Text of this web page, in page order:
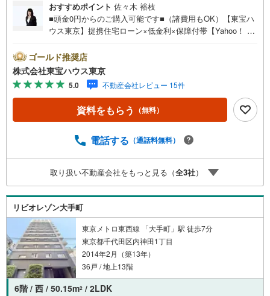
おすすめポイント 佐々木 裕枝
■頭金0円からのご購入可能です■（諸費用もOK）【東宝ハ
ウス東京】提携住宅ローン×低金利×保障付帯【Yahoo！ 不
ayボーナスライトがもらえる「Yahoo！ 不動産 物件ご成約
キャンペーン」の対象になります。「資料をもらう」「見
学予約をする」ボタンからお問い合わせください。※必ずY
ahoo！ JAPAN IDでログインしてください。※PayPayボー
ナスライトは出金と譲渡はできません。ご案内・詳細な資
料のご請求はお気軽にどうぞ♪お電話でのお問い合わせも
ゴールド推奨店
株式会社東宝ハウス東京
5.0 不動産会社レビュー 15件
資料をもらう （無料）
電話する （通話料無料）
取り扱い不動産会社をもっと見る（全3社）
リビオレゾン大手町
東京メトロ東西線 「大手町」駅 徒歩7分
東京都千代田区内神田1丁目
2014年2月（築13年）
36戸 / 地上13階
6階 / 西 / 50.15m2 / 2LDK